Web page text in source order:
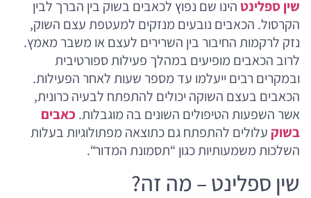
שין ספלינט הינו שם נפוץ לכאבים בשוק בין הברך לבין
הקרסול. הכאבים נובעים מנזקים למעטפת עצם השוק,
נזק לרקמות החיבור בין השרירים לעצם או משבר מאמץ.
לרוב הכאבים מופיעים במהלך פעילות ספורטיבית
ובמקרים רבים ייעלמו עד מספר שעות לאחר הפעילות.
הכאבים בעצם השוקה יכולים להתפתח לבעיה כרונית,
אשר השפעות הטיפולים השונים בה מוגבלות. כאבים
בשוקעלולים להתפתח גם כתוצאה מפתולוגיות בעלות
השלכות משמעותיות כגון “תסמונת המדור“.
שין ספלינט – מה זה?